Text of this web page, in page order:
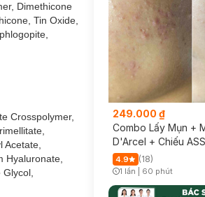
Dimethicone
Tin Oxide,
Crosspolymer,
Acetate,
Hyaluronate,
249.000 ₫
Combo Lấy Mụn +
D'Arcel + Chiếu
4.9 (18)
Timer Gray Icon
1 lần 60 phút